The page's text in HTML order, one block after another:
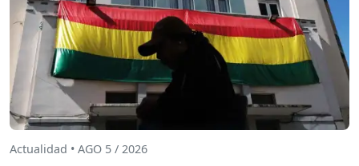
Actualidad • AGO 5 / 2026